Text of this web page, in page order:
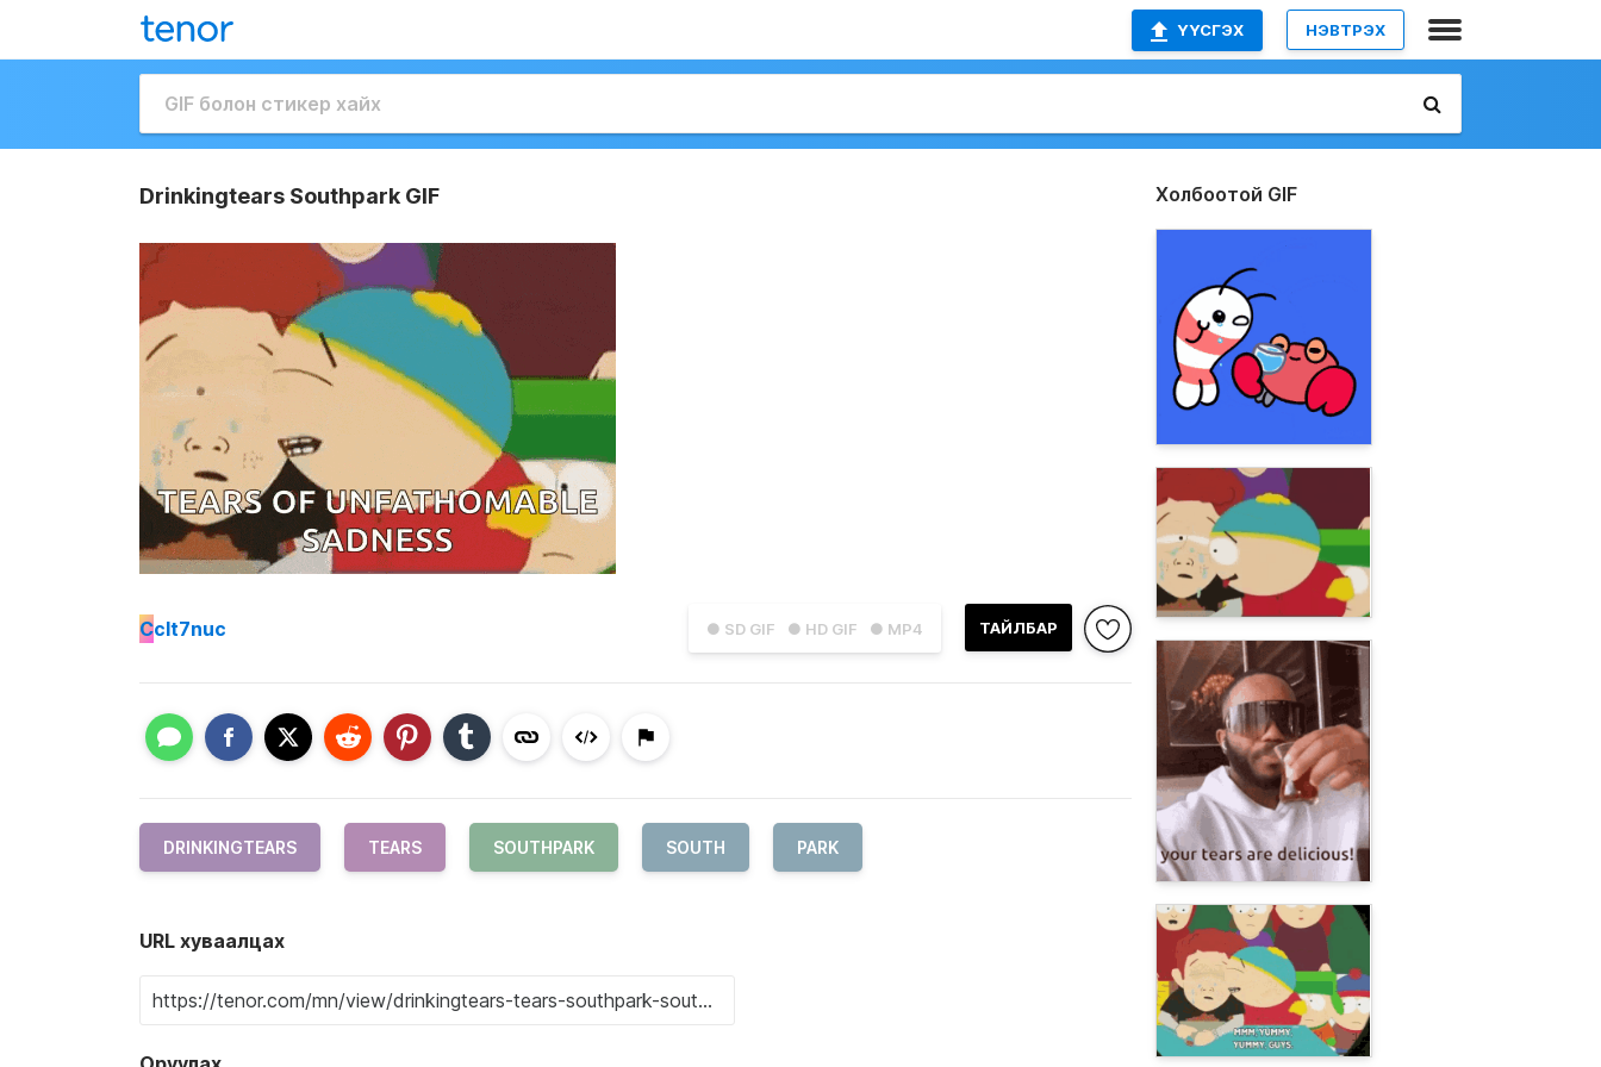
ҮҮСГЭХ НЭВТРЭХ
Drinkingtears Southpark GIF
● SD GIF ● HD GIF ● MP4 ТАЙЛБАР
Cclt7nuc
DRINKINGTEARS TEARS SOUTHPARK SOUTH PARK
URL хуваалцах
Холбоотой GIF